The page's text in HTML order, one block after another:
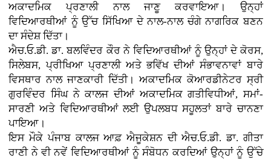
ਅਕਾਦਮਿਕ ਪ੍ਰਣਾਲੀ ਨਾਲ ਜਾਣੂ ਕਰਵਾਇਆ। ਉਨ੍ਹਾਂ
ਵਿਦਿਆਰਥੀਆਂ ਨੂੰ ਉੱਚ ਸਿੱਖਿਆ ਦੇ ਨਾਲ-ਨਾਲ ਚੰਗੇ ਨਾਗਰਿਕ ਬਣਨ
ਦਾ ਸੰਦੇਸ਼ ਦਿੱਤਾ।
ਐਚ.ਓ.ਡੀ. ਡਾ. ਬਲਵਿੰਦਰ ਕੌਰ ਨੇ ਵਿਦਿਆਰਥੀਆਂ ਨੂੰ ਉਨ੍ਹਾਂ ਦੇ ਕੋਰਸ,
ਸਿਲੇਬਸ, ਪ੍ਰੀਖਿਆ ਪ੍ਰਣਾਲੀ ਅਤੇ ਭਵਿੱਖ ਦੀਆਂ ਸੰਭਾਵਨਾਵਾਂ ਬਾਰੇ
ਵਿਸਥਾਰ ਨਾਲ ਜਾਣਕਾਰੀ ਦਿੱਤੀ। ਅਕਾਦਮਿਕ ਕੋਆਰਡੀਨੇਟਰ ਸ੍ਰੀ
ਗੁਰਵਿੰਦਰ ਸਿੰਘ ਨੇ ਕਾਲਜ ਦੀਆਂ ਅਕਾਦਮਿਕ ਗਤੀਵਿਧੀਆਂ, ਸਮਾਂ-
ਸਾਰਣੀ ਅਤੇ ਵਿਦਿਆਰਥੀਆਂ ਲਈ ਉਪਲਬਧ ਸਹੂਲਤਾਂ ਬਾਰੇ ਚਾਨਣਾ
ਪਾਇਆ।
ਇਸ ਮੌਕੇ ਪੰਜਾਬ ਕਾਲਜ ਆਫ਼ ਐਜੂਕੇਸ਼ਨ ਦੀ ਐਚ.ਓ.ਡੀ. ਡਾ. ਗੀਤਾ
ਰਾਣੀ ਨੇ ਵੀ ਨਵੇਂ ਵਿਦਿਆਰਥੀਆਂ ਨੂੰ ਸੰਬੋਧਨ ਕਰਦਿਆਂ ਉਨ੍ਹਾਂ ਨੂੰ ਉੱਚੇ